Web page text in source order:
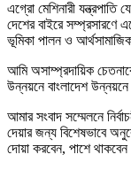
এগ্রো মেশিনারী যন্ত্রপাতি
দেশের বাইরে সম্প্রসারণে
ভূমিকা পালন ও
আমি অসাম্প্রদায়িক
উন্নয়নে বাংলাদেশ উন্নয়নে
আমার সংবাদ সম্মেলনে
দেয়ার জন্য বিশেষভাবে
দোয়া করবেন, পাশে